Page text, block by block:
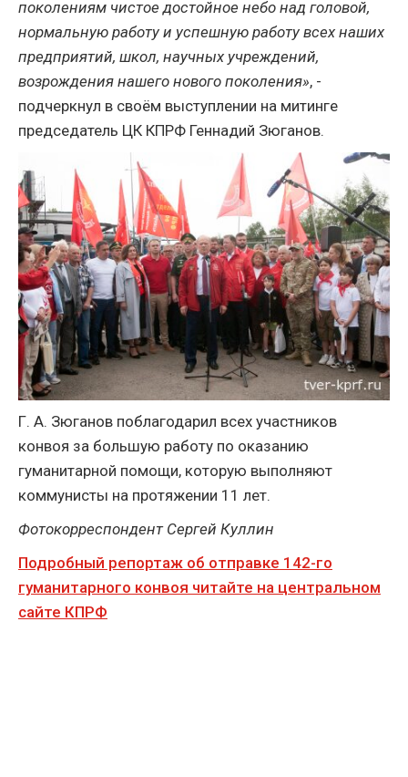
поколениям чистое достойное небо над головой,
нормальную работу и успешную работу всех наших
предприятий, школ, научных учреждений,
возрождения нашего нового поколения», -
подчеркнул в своём выступлении на митинге
председатель ЦК КПРФ Геннадий Зюганов.
Г. А. Зюганов поблагодарил всех участников
конвоя за большую работу по оказанию
гуманитарной помощи, которую выполняют
коммунисты на протяжении 11 лет.
Фотокорреспондент Сергей Куллин
Подробный репортаж об отправке 142-го
гуманитарного конвоя читайте на центральном
сайте КПРФ